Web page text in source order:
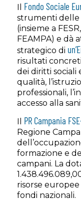
Il Fondo Sociale
strumenti delle
(insieme a
FEAMPA) e dà
strategico di
risultati
dei diritti sociali
qualità,
professionali,
accesso alla
Il PR Campania
Regione
formazione e
campani. La
risorse europee
fondi nazionali.